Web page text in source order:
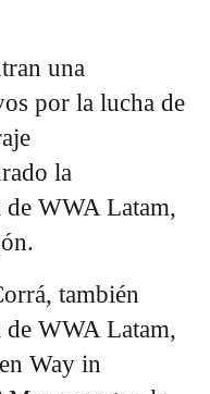
una
por la lucha de
la
WWA Latam,
también
WWA Latam,
Way in